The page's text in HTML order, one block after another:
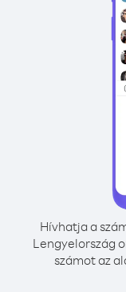
Hívhatja a
Lengyelország
számot az